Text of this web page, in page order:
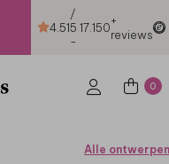
4.51
/
5
-
17.150+
reviews
0
Alle ontwerpen